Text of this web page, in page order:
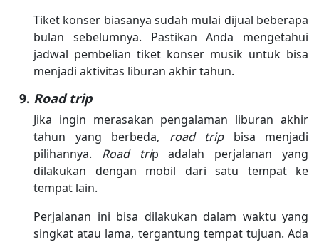
Tiket konser biasanya sudah mulai dijual beberapa
bulan sebelumnya. Pastikan Anda mengetahui
jadwal pembelian tiket konser musik untuk bisa
menjadi aktivitas liburan akhir tahun.
Road trip
Jika ingin merasakan pengalaman liburan akhir
tahun yang berbeda, road trip bisa menjadi
pilihannya. Road trip adalah perjalanan yang
dilakukan dengan mobil dari satu tempat ke
tempat lain.
Perjalanan ini bisa dilakukan dalam waktu yang
singkat atau lama, tergantung tempat tujuan. Ada